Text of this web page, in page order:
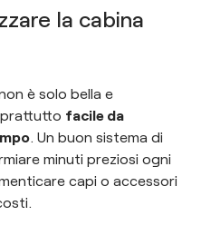
la cabina
è solo bella e
facile da
. Un buon sistema di
minuti preziosi ogni
capi o accessori